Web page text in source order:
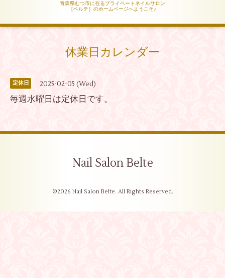
青森県むつ市に在るプライベートネイルサロン
［ベルテ］のホームページへようこそ♪
休業日カレンダー
定休日 2025-02-05 (Wed)
毎週水曜日は定休日です。
Nail Salon Belte
©2026 Nail Salon Belte. All Rights Reserved.